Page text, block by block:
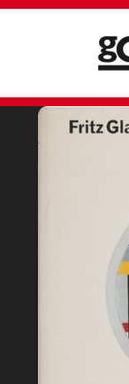
Giampiero